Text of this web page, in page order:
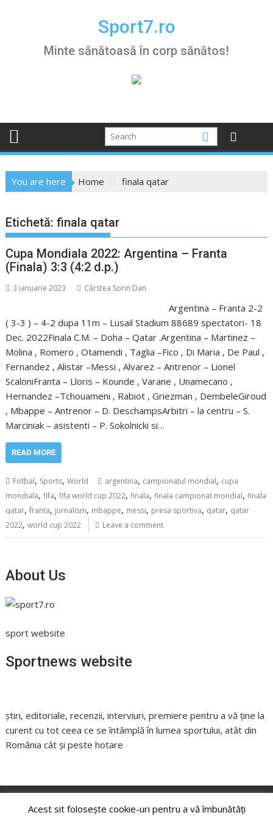
Sport7.ro
Minte sănătoasă în corp sănătos!
You are here Home finala qatar
Etichetă:finala qatar
Cupa Mondiala 2022: Argentina – Franta
(Finala) 3:3 (4:2 d.p.)
3 ianuarie 2023 Cârstea Sorin Dan
Argentina – Franta 2-2
( 3-3 ) – 4-2 dupa 11m – Lusail Stadium 88689 spectatori- 18
Dec. 2022Finala C.M. – Doha – Qatar .Argentina – Martinez –
Molina , Romero , Otamendi , Taglia –Fico , Di Maria , De Paul ,
Fernandez , Alistar –Messi , Alvarez – Antrenor – Lionel
ScaloniFranta – Lloris – Kounde , Varane , Unamecano ,
Hernandez –Tchouameni , Rabiot , Griezman , DembeleGiroud
, Mbappe – Antrenor – D. DeschampsArbitri – la centru – S.
Marciniak – asistenti – P. Sokolnicki si…
READ MORE
Fotbal, Sports,World argentina, campionatul mondial, cupa
mondiala,fifa,fifa world cup 2022,finala,finala campionat mondial,finala
qatar,franta, jurnalism, mbappe, messi, presa sportiva, qatar, qatar
2022,world cup 2022 Leave a comment
About Us
sport website
Sportnews website
știri, editoriale, recenzii, interviuri, premiere pentru a vă ține la
curent cu tot ceea ce se întâmplă în lumea sportului, atât din
România cât și peste hotare
Acest sit folosește cookie-uri pentru a vă îmbunătăți